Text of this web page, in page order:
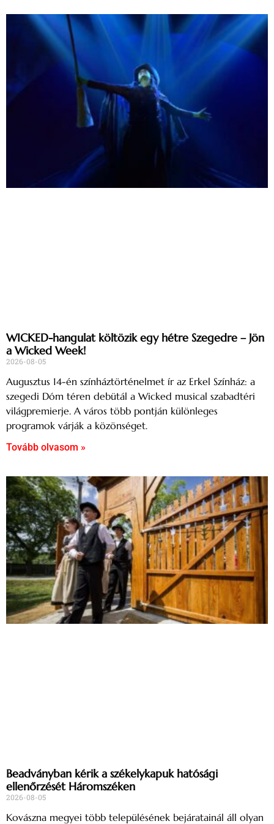
WICKED-hangulat költözik egy hétre Szegedre – Jön
a Wicked Week!
2026-08-05
Augusztus 14-én színháztörténelmet ír az Erkel Színház: a
szegedi Dóm téren debütál a Wicked musical szabadtéri
világpremierje. A város több pontján különleges
programok várják a közönséget.
Tovább olvasom »
Beadványban kérik a székelykapuk hatósági
ellenőrzését Háromszéken
2026-08-05
Kovászna megyei több településének bejáratainál áll olyan